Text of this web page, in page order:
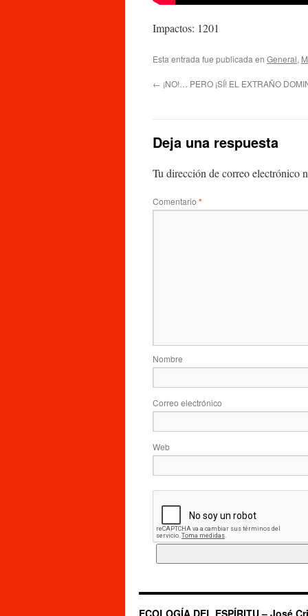
Impactos: 1201
Esta entrada fue publicada en General,
← ¡NO!… PERO ¡SÍ! EL EXTRAÑO
Deja una respuesta
Tu dirección de correo electrónico
Comentario *
Nombre
Correo electrónico
Web
ECOLOGÍA DEL ESPÍRITU – José